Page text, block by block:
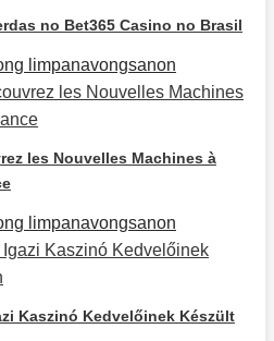
no Bet365 Casino no Brasil
limpanavongsanon
les Nouvelles Machines à
limpanavongsanon
Kaszinó Kedvelőinek Készült